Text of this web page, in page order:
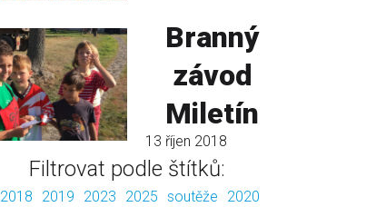
Branný
závod
Miletín
13 říjen 2018
Filtrovat podle štítků:
2018 2019 2023 2025 soutěže
2020